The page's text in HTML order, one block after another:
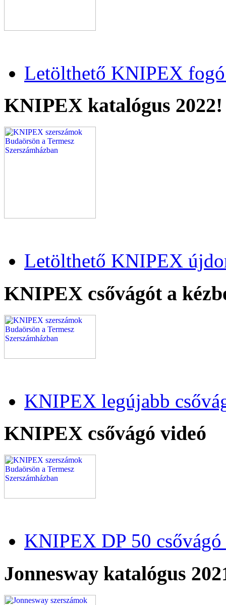
Letölthető KNIPEX fogó
KNIPEX katalógus 2022!
Letölthető KNIPEX
KNIPEX csővágót a
KNIPEX legújabb
KNIPEX csővágó videó
KNIPEX DP 50
Jonnesway katalógus